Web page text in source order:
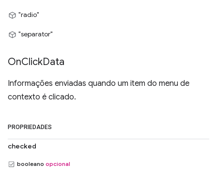
"radio"
"separator"
OnClickData
Informações enviadas quando um item do menu de
contexto é clicado.
PROPRIEDADES
checked
booleano opcional